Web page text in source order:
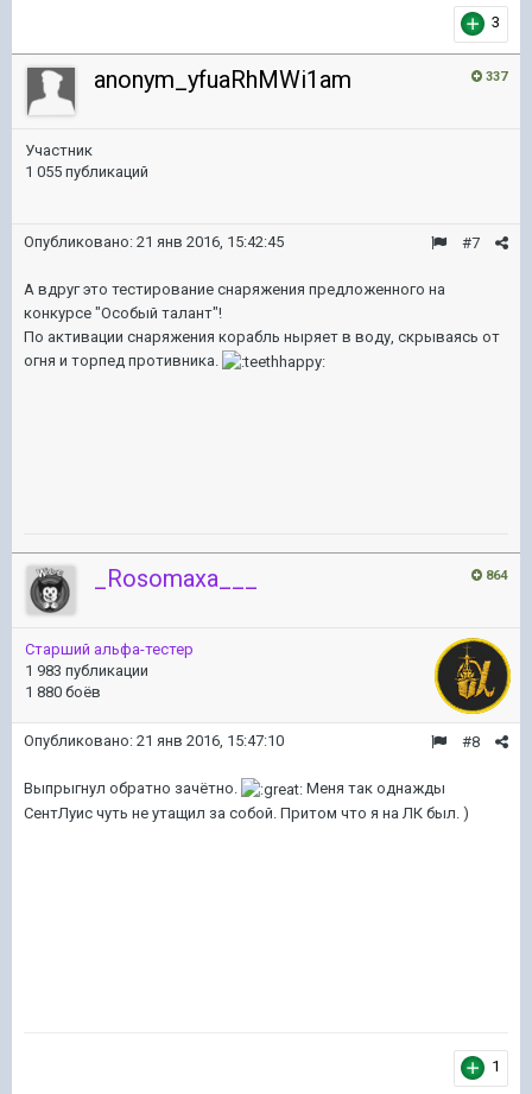
3
337
anonym_yfuaRhMWi1am
Участник
1 055 публикаций
#7
Опубликовано: 21 янв 2016, 15:42:45
А вдруг это тестирование снаряжения предложенного на
конкурсе "Особый талант"!
По активации снаряжения корабль ныряет в воду, скрываясь от
огня и торпед противника.
864
_Rosomaxa___
Старший альфа-тестер
1 983 публикации
1 880 боёв
#8
Опубликовано: 21 янв 2016, 15:47:10
Выпрыгнул обратно зачётно.
Меня так однажды
СентЛуис чуть не утащил за собой. Притом что я на ЛК был. )
1